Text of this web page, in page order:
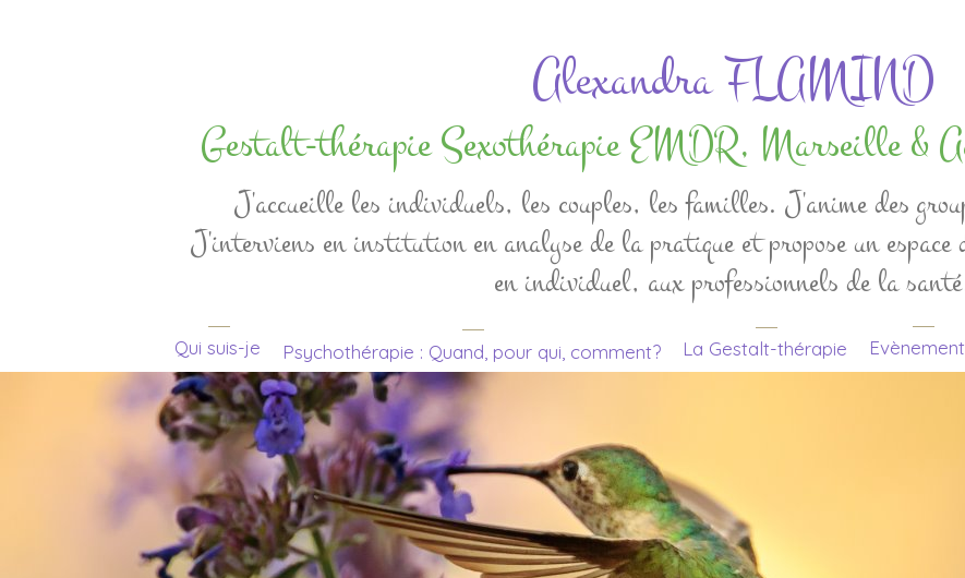
Alexandra FLAMIND
Gestalt-thérapie Sexothérapie EMDR, Marseille &
J'accueille les individuels, les couples, les familles. J'anime des
J'interviens en institution en analyse de la pratique et propose un espace
en individuel, aux professionnels de la
Qui suis-je Psychothérapie : Quand, pour qui, comment? La Gestalt-thérapie